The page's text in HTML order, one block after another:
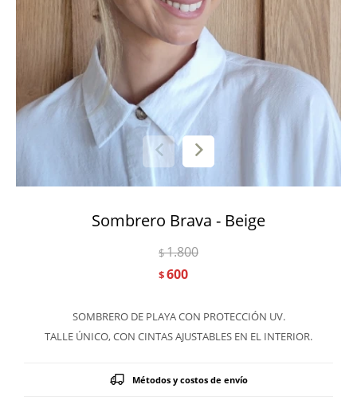
Sombrero Brava - Beige
$600
$1.800
SOMBRERO DE PLAYA CON PROTECCIÓN UV.
TALLE ÚNICO, CON CINTAS AJUSTABLES EN EL INTERIOR.
Métodos y costos de envío